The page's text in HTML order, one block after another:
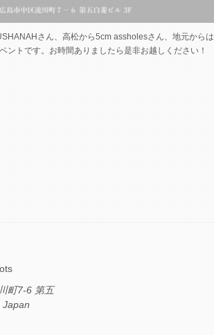
さん、高松から5cm assholesさん、地元からは
ントです。お時間ありましたら是非お越しください！
町7-6 第五
Japan